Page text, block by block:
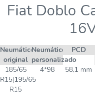
Fiat Doblo
Neumático
original
Neumático
personalizado
PCD
185/65
R15|195/65
R15
4*98 58,1 mm